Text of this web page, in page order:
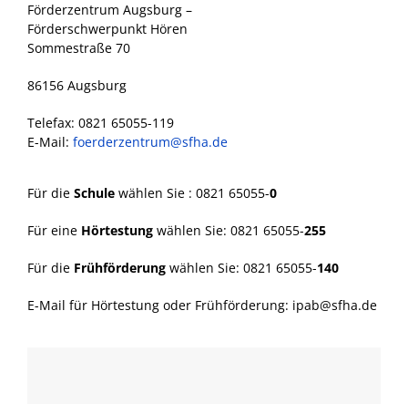
Förderzentrum Augsburg –
Förderschwerpunkt Hören
Sommestraße 70
86156 Augsburg
Telefax: 0821 65055-119
E-Mail: foerderzentrum@sfha.de
Für die Schule wählen Sie : 0821 65055-0
Für eine Hörtestung wählen Sie: 0821 65055-255
Für die Frühförderung wählen Sie: 0821 65055-140
E-Mail für Hörtestung oder Frühförderung: ipab@sfha.de